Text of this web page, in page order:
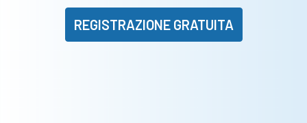
REGISTRAZIONE GRATUITA